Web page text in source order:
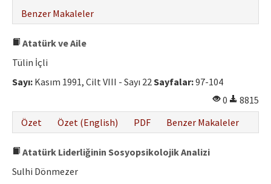
Benzer Makaleler
Atatürk ve Aile
Tülin İçli
Sayı: Kasım 1991, Cilt VIII - Sayı 22Sayfalar:97-104
0
8815
Özet
Özet (English) PDF Benzer Makaleler
Atatürk Liderliğinin Sosyopsikolojik Analizi
Sulhi Dönmezer